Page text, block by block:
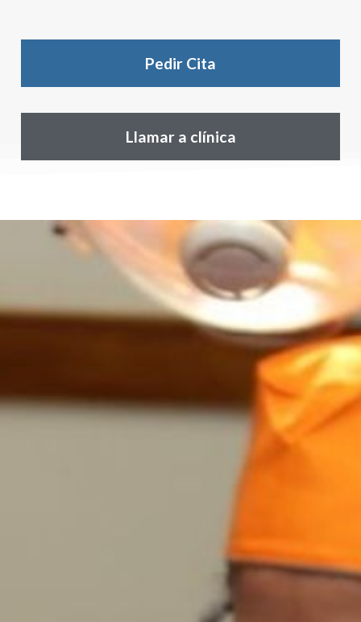
Pedir Cita
Llamar a clínica